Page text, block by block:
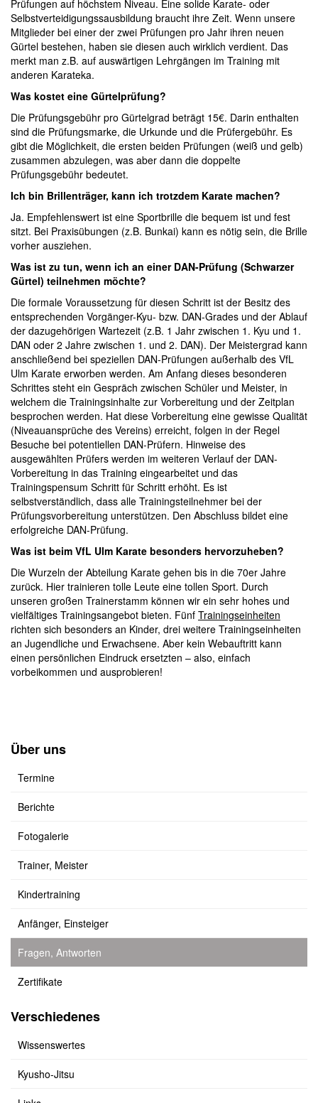
Prüfungen auf höchstem Niveau. Eine solide Karate- oder
Selbstverteidigungssausbildung braucht ihre Zeit. Wenn unsere
Mitglieder bei einer der zwei Prüfungen pro Jahr ihren neuen
Gürtel bestehen, haben sie diesen auch wirklich verdient. Das
merkt man z.B. auf auswärtigen Lehrgängen im Training mit
anderen Karateka.
Was kostet eine Gürtelprüfung?
Die Prüfungsgebühr pro Gürtelgrad beträgt 15€. Darin enthalten
sind die Prüfungsmarke, die Urkunde und die Prüfergebühr. Es
gibt die Möglichkeit, die ersten beiden Prüfungen (weiß und gelb)
zusammen abzulegen, was aber dann die doppelte
Prüfungsgebühr bedeutet.
Ich bin Brillenträger, kann ich trotzdem Karate machen?
Ja. Empfehlenswert ist eine Sportbrille die bequem ist und fest
sitzt. Bei Praxisübungen (z.B. Bunkai) kann es nötig sein, die Brille
vorher ausziehen.
Was ist zu tun, wenn ich an einer DAN-Prüfung (Schwarzer
Gürtel) teilnehmen möchte?
Die formale Voraussetzung für diesen Schritt ist der Besitz des
entsprechenden Vorgänger-Kyu- bzw. DAN-Grades und der Ablauf
der dazugehörigen Wartezeit (z.B. 1 Jahr zwischen 1. Kyu und 1.
DAN oder 2 Jahre zwischen 1. und 2. DAN). Der Meistergrad kann
anschließend bei speziellen DAN-Prüfungen außerhalb des VfL
Ulm Karate erworben werden. Am Anfang dieses besonderen
Schrittes steht ein Gespräch zwischen Schüler und Meister, in
welchem die Trainingsinhalte zur Vorbereitung und der Zeitplan
besprochen werden. Hat diese Vorbereitung eine gewisse Qualität
(Niveauansprüche des Vereins) erreicht, folgen in der Regel
Besuche bei potentiellen DAN-Prüfern. Hinweise des
ausgewählten Prüfers werden im weiteren Verlauf der DAN-
Vorbereitung in das Training eingearbeitet und das
Trainingspensum Schritt für Schritt erhöht. Es ist
selbstverständlich, dass alle Trainingsteilnehmer bei der
Prüfungsvorbereitung unterstützen. Den Abschluss bildet eine
erfolgreiche DAN-Prüfung.
Was ist beim VfL Ulm Karate besonders hervorzuheben?
Die Wurzeln der Abteilung Karate gehen bis in die 70er Jahre
zurück. Hier trainieren tolle Leute eine tollen Sport. Durch
unseren großen Trainerstamm können wir ein sehr hohes und
vielfältiges Trainingsangebot bieten. Fünf Trainingseinheiten
richten sich besonders an Kinder, drei weitere Trainingseinheiten
an Jugendliche und Erwachsene. Aber kein Webauftritt kann
einen persönlichen Eindruck ersetzten – also, einfach
vorbeikommen und ausprobieren!
Über uns
Termine
Berichte
Fotogalerie
Trainer, Meister
Kindertraining
Anfänger, Einsteiger
Fragen, Antworten
Zertifikate
Verschiedenes
Wissenswertes
Kyusho-Jitsu